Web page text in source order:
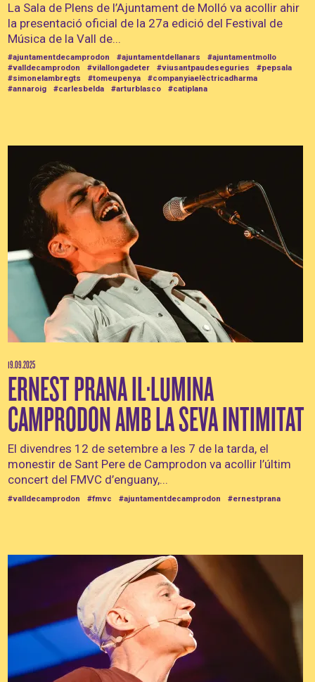
La Sala de Plens de l’Ajuntament de Molló va acollir ahir
la presentació oficial de la 27a edició del Festival de
Música de la Vall de...
#ajuntamentdecamprodon #ajuntamentdellanars
#ajuntamentmollo
#valldecamprodon
#vilallongadeter #viusantpaudeseguries
#pepsala
#simonelambregts
#tomeupenya
#companyiaelèctricadharma
#annaroig
#carlesbelda #arturblasco #catiplana
19.09.2025
ERNEST PRANA IL·LUMINA
CAMPRODON AMB LA SEVA INTIMITAT
El divendres 12 de setembre a les 7 de la tarda, el
monestir de Sant Pere de Camprodon va acollir l’últim
concert del FMVC d’enguany,...
#valldecamprodon #fmvc #ajuntamentdecamprodon #ernestprana